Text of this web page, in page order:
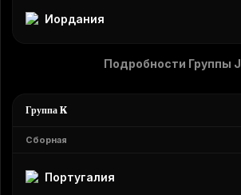
Иордания
Подробности Группы J
Группа K
Сборная
Португалия